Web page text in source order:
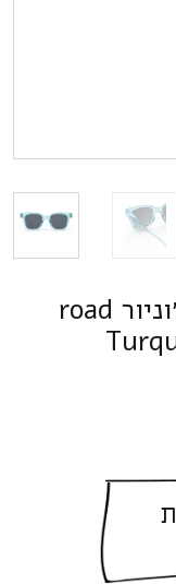
IZIPIZI משקפי שמש ג׳וניור road